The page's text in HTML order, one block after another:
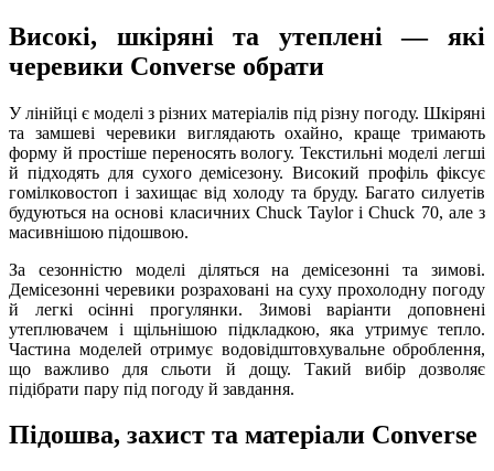
Високі, шкіряні та утеплені — які
черевики Converse обрати
У лінійці є моделі з різних матеріалів під різну погоду. Шкіряні
та замшеві черевики виглядають охайно, краще тримають
форму й простіше переносять вологу. Текстильні моделі легші
й підходять для сухого демісезону. Високий профіль фіксує
гомілковостоп і захищає від холоду та бруду. Багато силуетів
будуються на основі класичних Chuck Taylor і Chuck 70, але з
масивнішою підошвою.
За сезонністю моделі діляться на демісезонні та зимові.
Демісезонні черевики розраховані на суху прохолодну погоду
й легкі осінні прогулянки. Зимові варіанти доповнені
утеплювачем і щільнішою підкладкою, яка утримує тепло.
Частина моделей отримує водовідштовхувальне оброблення,
що важливо для сльоти й дощу. Такий вибір дозволяє
підібрати пару під погоду й завдання.
Підошва, захист та матеріали Converse